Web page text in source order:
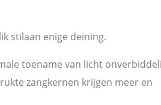
stilaan enige deining.
toename van licht
zangkernen krijgen meer en